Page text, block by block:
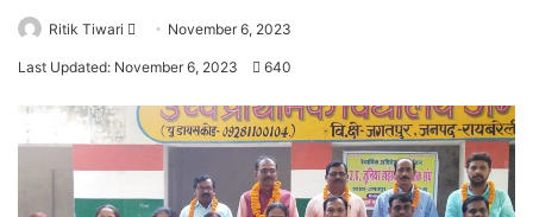
Ritik Tiwari
Send November 6, 2023
Last Updated: November 6, 2023 640